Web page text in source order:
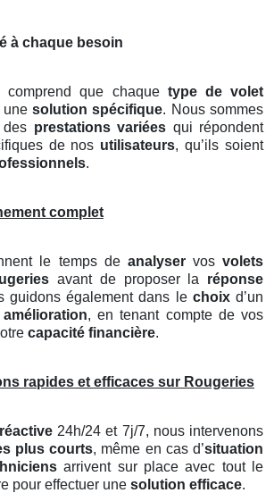
à chaque besoin
comprend que chaque type de volet
une solution spécifique. Nous sommes
prestations variées qui répondent
de nos utilisateurs, qu’ils soient
.
complet
le temps de analyservos volets
avant de proposer la réponse
guidons également dans le choixd’un
amélioration, en tenant compte de vos
capacité financière.
rapides et efficaces sur Rougeries
réactive24h/24 et 7j/7, nous intervenons
plus courts, même en cas d’situation
arrivent sur place avec tout le
pour effectuer une solution efficace.